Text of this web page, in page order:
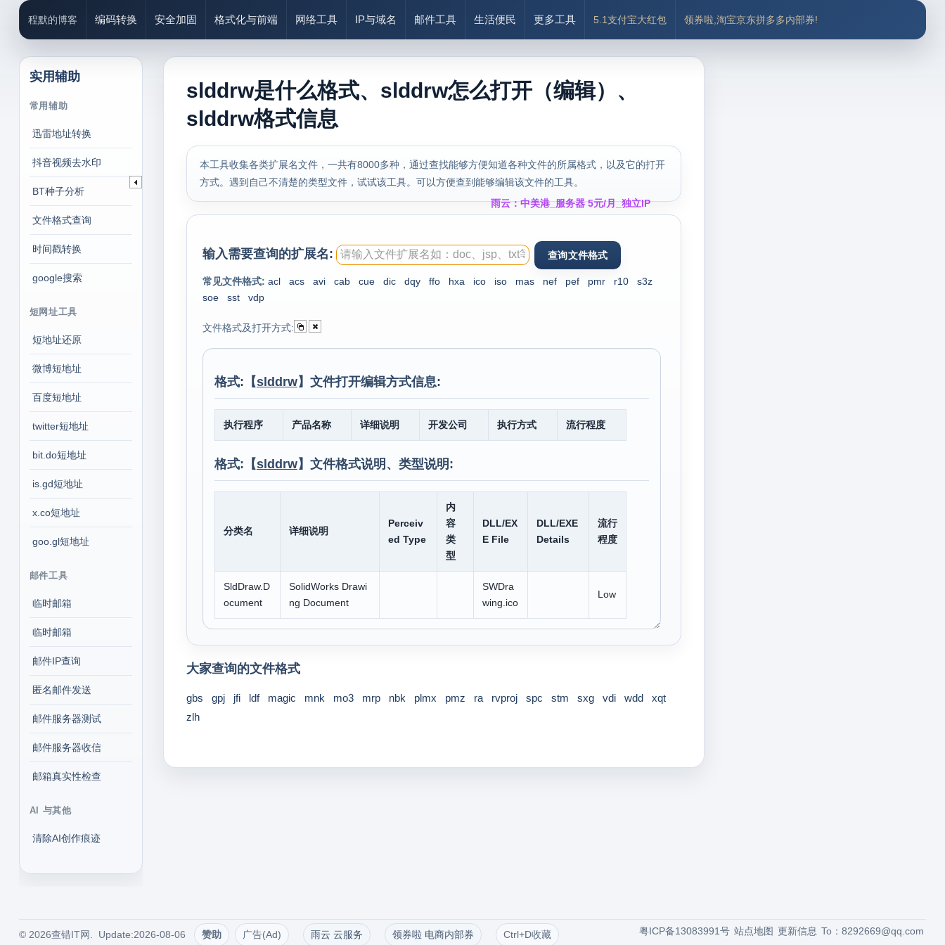
程默的博客 编码转换 安全加固 格式化与前端 网络工具 IP与域名 邮件工具 生活便民 更多工具 5.1支付宝大红包 领券啦,淘宝京东拼多多内部券!
实用辅助
常用辅助
迅雷地址转换
抖音视频去水印
BT种子分析
文件格式查询
时间戳转换
google搜索
短网址工具
短地址还原
微博短地址
百度短地址
twitter短地址
bit.do短地址
is.gd短地址
x.co短地址
goo.gl短地址
邮件工具
临时邮箱
临时邮箱
邮件IP查询
匿名邮件发送
邮件服务器测试
邮件服务器收信
邮箱真实性检查
AI 与其他
清除AI创作痕迹
slddrw是什么格式、slddrw怎么打开（编辑）、
slddrw格式信息
本工具收集各类扩展名文件，一共有8000多种，通过查找能够方便知道各种文件的所属格式，以及它的打开
方式。遇到自己不清楚的类型文件，试试该工具。可以方便查到能够编辑该文件的工具。
雨云：中美港_服务器 5元/月_独立IP
输入需要查询的扩展名:
常见文件格式: acl acs avi cab cue dic dqy ffo hxa ico iso mas nef pef pmr r10
s3z
soe
sst vdp
文件格式及打开方式:
格式:【slddrw】文件打开编辑方式信息:
执行程序 产品名称 详细说明 开发公司 执行方式 流行程度
格式:【slddrw】文件格式说明、类型说明:
分类名 详细说明
Perceiv
ed Type
内
容
类
型
DLL/EX
E File
DLL/EXE
Details
流行
程度
SldDraw.D
ocument
SolidWorks Drawi
ng Document
SWDra
wing.ico
Low
大家查询的文件格式
gbs gpj jfi ldf magic mnk mo3 mrp nbk plmx pmz ra rvproj spc stm sxg vdi wdd
xqt
zlh
© 2026查错IT网. Update:2026-08-06 赞助 广告(Ad) 雨云 云服务 领券啦 电商内部券 Ctrl+D收藏 To：8292669@qq.com
更新信息
站点地图
粤ICP备13083991号